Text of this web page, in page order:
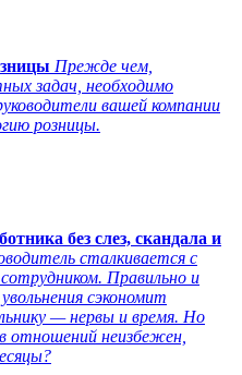
Прежде чем,
задач, необходимо
вашей компании
розницы.
без слез, скандала и
сталкивается с
Правильно и
сэкономит
— нервы и время. Но
отношений неизбежен,